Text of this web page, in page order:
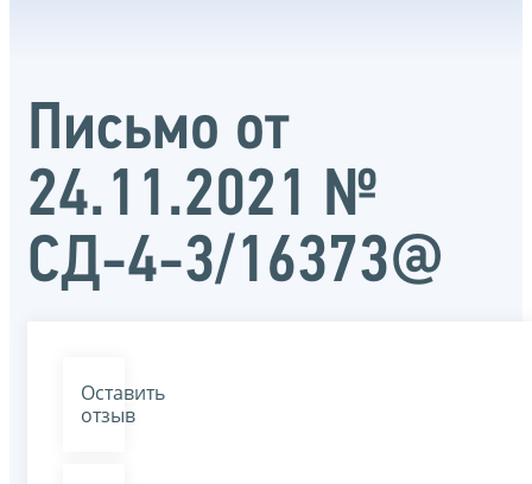
Письмо от
24.11.2021 №
СД-4-3/16373@
Оставить
отзыв